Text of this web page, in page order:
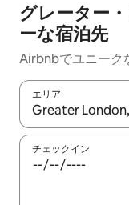
グレーター
ーな宿泊先
Airbnbでユニーク
エリア
検索結果が表示さ
チェックイン